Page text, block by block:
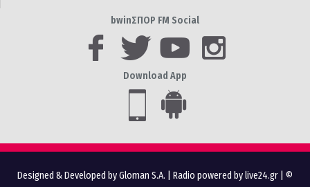
bwinΣΠΟΡ FM Social
Download App
Designed & Developed by Gloman S.A. Radio powered by live24.gr | ©